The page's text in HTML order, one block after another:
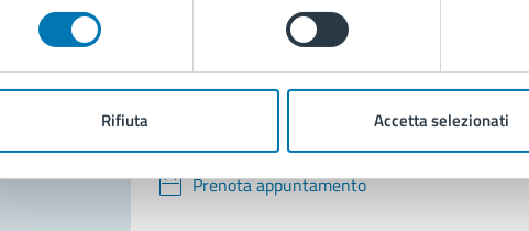
Rifiuta Accetta selezionati
Contatta il comune
Leggi le domande frequenti
Prenota appuntamento